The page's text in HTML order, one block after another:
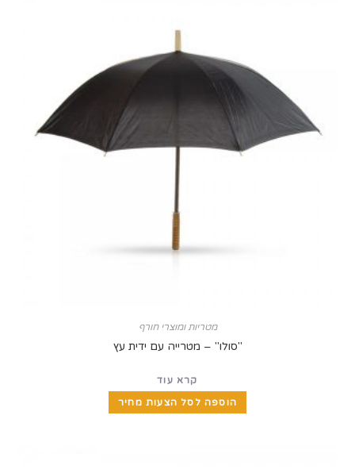
מטריות ומוצרי חורף
"סולו" – מטרייה עם ידית עץ
הוספה לסל הצעות מחיר